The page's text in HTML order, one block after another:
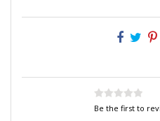
Be the first to